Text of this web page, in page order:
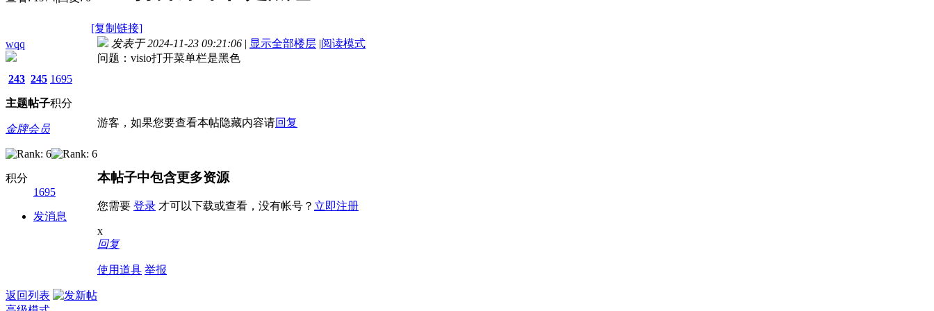
[复制链接]
wqq
243
主题
245
帖子
1695
积分
金牌会员
积分
1695
发消息
发表于 2024-11-23 09:21:06 | 显示全部楼层 |阅读模式
问题：visio打开菜单栏是黑色
游客，如果您要查看本帖隐藏内容请回复
本帖子中包含更多资源
您需要 登录 才可以下载或查看，没有帐号？ 立即注册
x
回复
使用道具 举报
返回列表